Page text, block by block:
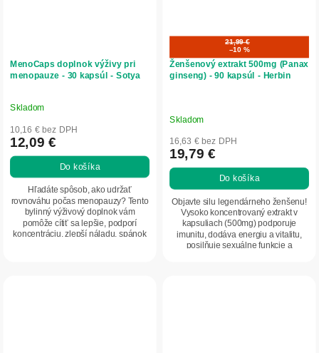
MenoCaps doplnok výživy pri
menopauze - 30 kapsúl - Sotya
Priemerné
hodnotenie
produktu
je
5,0
5
hviezdičiek.
Skladom
10,16 € bez DPH
12,09 €
Do košíka
Hľadáte spôsob, ako udržať
rovnováhu počas menopauzy? Tento
bylinný výživový doplnok vám
pomôže cítiť sa lepšie, podporí
koncentráciu, zlepší náladu, spánok
21,99 €
–10 %
Ženšenový extrakt 500mg (Panax
ginseng) - 90 kapsúl - Herbin
Skladom
16,63 € bez DPH
19,79 €
Do košíka
Objavte silu legendárneho ženšenu!
Vysoko koncentrovaný extrakt v
kapsuliach (500mg) podporuje
imunitu, dodáva energiu a vitalitu,
posilňuje sexuálne funkcie a